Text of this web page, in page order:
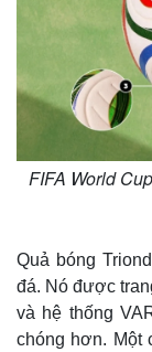
FIFA World
Quả bóng
đá. Nó được
và hệ thống
chóng hơn. Một